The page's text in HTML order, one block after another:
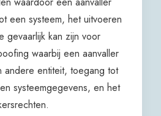
een systeem, het uitvoeren
gevaarlijk kan zijn voor
waarbij een aanvaller
andere entiteit, toegang tot
systeemgegevens, en het